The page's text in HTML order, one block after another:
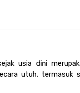
usia dini
utuh, termasuk